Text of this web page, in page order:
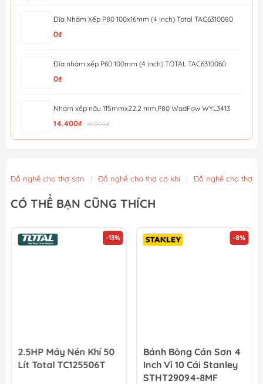
Đĩa Nhám Xếp P80 100x16mm (4 inch) Total TAC6310080
0₫
Đĩa nhám xếp P60 100mm (4 inch) TOTAL TAC6310060
0₫
Nhám xếp nâu 115mmx22.2 mm,P80 WadFow WYL3413
14.400₫ 16.000₫
Đá mài kim loại 115x6x22.2mm WadFow WAC1347
13.500₫
Nhám xếp P40 - 100mm Total TAC6310040
Đồ nghề cho thợ sơn | Đồ nghề cho thợ cơ khí | Đồ nghề cho thợ
CÓ THỂ BẠN CŨNG THÍCH
-13%
2.5HP Máy Nén Khí 50
Lít Total TC125506T
-8%
Bánh Bông Cán Sơn 4
Inch Vỉ 10 Cái Stanley
STHT29094-8MF